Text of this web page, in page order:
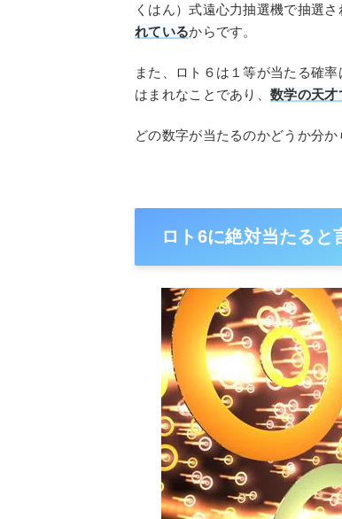
くはん）式遠心力抽選機で抽選さ
れているからです。
また、ロト６は１等が当たる確
はまれなことであり、数学の天才
どの数字が当たるのかどうか分
ロト6に絶対当たると